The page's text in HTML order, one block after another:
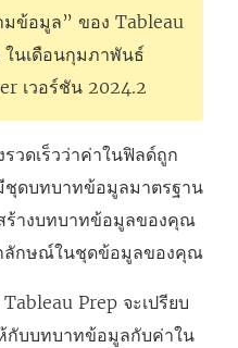
มข้อมูล” ของ Tableau
ในเดือนกุมภาพันธ์
เวอร์ชัน 2024.2
วดเร็วว่าค่าในฟิลด์ถูก
ชุดบทบาทข้อมูลมาตรฐาน
างบทบาทข้อมูลของคุณ
กลักษณ์ในชุดข้อมูลของคุณ
Prep จะเปรียบ
กับบทบาทข้อมูลกับค่าใน